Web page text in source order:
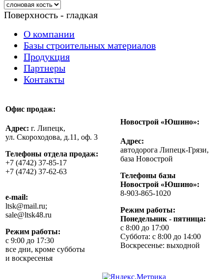
Поверхность - гладкая
О компании
Базы строительных материалов
Продукция
Партнеры
Контакты
Офис продаж:
Адрес: г. Липецк,
ул. Скороходова, д.11, оф. 3
Телефоны отдела продаж:
+7 (4742) 37-85-17
+7 (4742) 37-62-63
e-mail:
ltsk@mail.ru;
sale@ltsk48.ru
Режим работы:
с 9:00 до 17:30
все дни, кроме субботы
и воскресенья
Новострой «Юшино»:
Адрес:
автодорога Липецк-Грязи,
база Новострой
Телефоны базы
Новострой «Юшино»:
8-903-865-1020
Режим работы:
Понедельник - пятница:
с 8:00 до 17:00
Суббота: с 8:00 до 14:00
Воскресенье: выходной